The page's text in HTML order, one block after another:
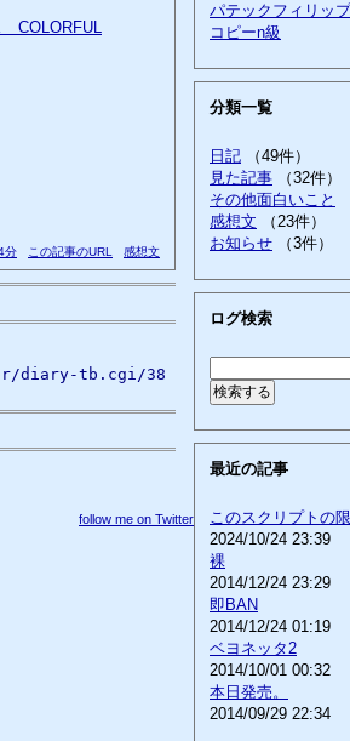
COLORFUL
分 この記事のURL 感想文
diary-tb.cgi/38
パテックフィリッ
コピーn級
分類一覧
日記 （49件）
見た記事 （32件）
その他面白いこと
感想文 （23件）
お知らせ （3件）
ログ検索
最近の記事
このスクリプトの
2024/10/24 23:39
裸
2014/12/24 23:29
即BAN
2014/12/24 01:19
ベヨネッタ2
2014/10/01 00:32
本日発売。
2014/09/29 22:34
follow me on Twitter